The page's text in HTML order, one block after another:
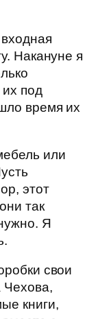
Накануне я
их под
время их
или
этот
так
Я
свои
Чехова,
книги,